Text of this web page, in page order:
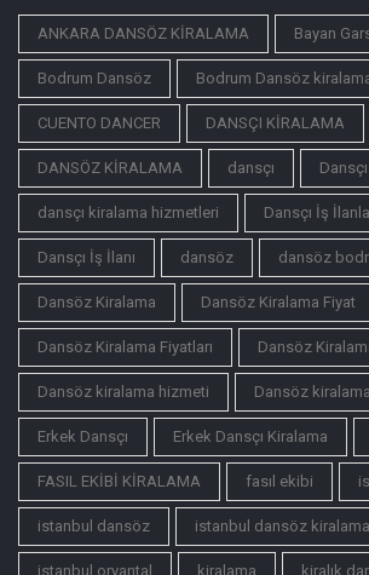
ANKARA DANSÖZ KİRALAMA Bayan
Bodrum Dansöz Bodrum Dansöz
CUENTO DANCER DANSÇI KİRALAMA
DANSÖZ KİRALAMA dansçı
dansçı kiralama hizmetleri Dansçı İş
Dansçı İş İlanı dansöz dansöz
Dansöz Kiralama Dansöz Kiralama Fiyat
Dansöz Kiralama Fiyatları Dansöz
Dansöz kiralama hizmeti Dansöz
Erkek Dansçı Erkek Dansçı Kiralama
FASIL EKİBİ KİRALAMA fasıl ekibi
istanbul dansöz istanbul dansöz kiralama
istanbul oryantal kiralama kiralık